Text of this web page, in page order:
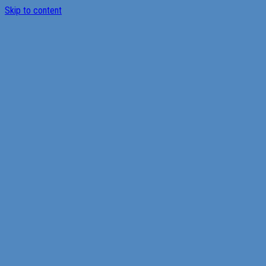
Skip to content